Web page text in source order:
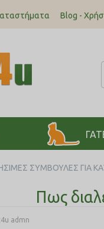
Blog -
ΣΥΜΒΟΥΛΈΣ ΓΙΑ
Πως
admn